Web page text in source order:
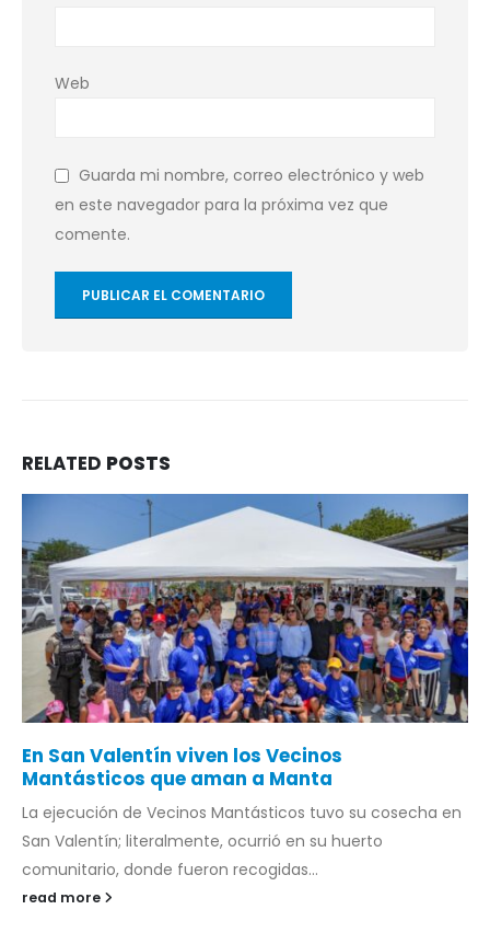
Web
Guarda mi nombre, correo electrónico y web
en este navegador para la próxima vez que
comente.
RELATED POSTS
En San Valentín viven los Vecinos
Mantásticos que aman a Manta
La ejecución de Vecinos Mantásticos tuvo su cosecha en
San Valentín; literalmente, ocurrió en su huerto
comunitario, donde fueron recogidas...
read more